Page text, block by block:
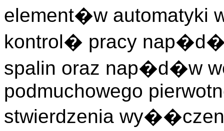
element�w
kontrol� pracy
spalin oraz nap�d�w
podmuchowego
stwierdzenia